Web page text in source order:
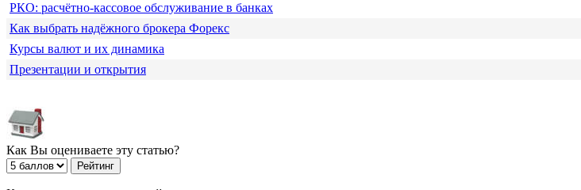
РКО: расчётно-кассовое обслуживание в банках
Как выбрать надёжного брокера Форекс
Курсы валют и их динамика
Презентации и открытия
Как Вы оцениваете эту статью?